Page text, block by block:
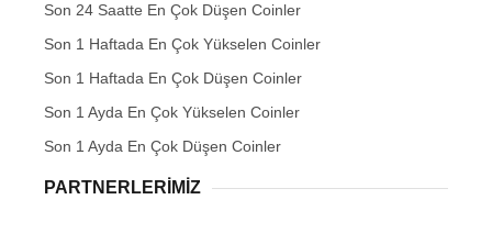
Son 24 Saatte En Çok Düşen Coinler
Son 1 Haftada En Çok Yükselen Coinler
Son 1 Haftada En Çok Düşen Coinler
Son 1 Ayda En Çok Yükselen Coinler
Son 1 Ayda En Çok Düşen Coinler
PARTNERLERIMIZ